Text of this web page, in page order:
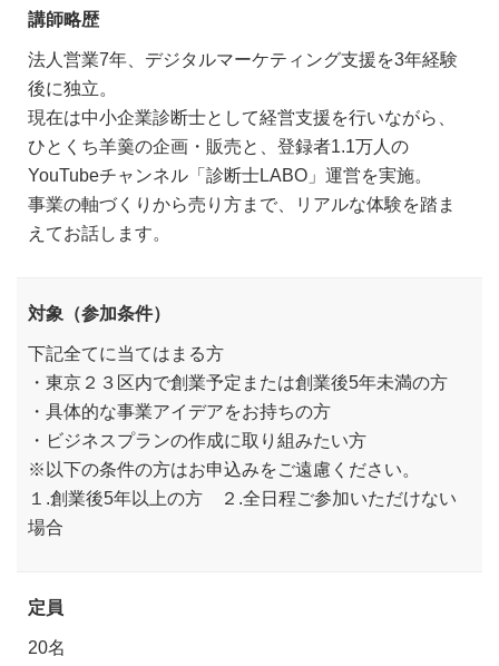
講師略歴
法人営業7年、デジタルマーケティング支援を3年経験
後に独立。
現在は中小企業診断士として経営支援を行いながら、
ひとくち羊羹の企画・販売と、登録者1.1万人の
YouTubeチャンネル「診断士LABO」運営を実施。
事業の軸づくりから売り方まで、リアルな体験を踏ま
えてお話します。
対象（参加条件）
下記全てに当てはまる方
・東京２３区内で創業予定または創業後5年未満の方
・具体的な事業アイデアをお持ちの方
・ビジネスプランの作成に取り組みたい方
※以下の条件の方はお申込みをご遠慮ください。
１.創業後5年以上の方 ２.全日程ご参加いただけない
場合
定員
20名